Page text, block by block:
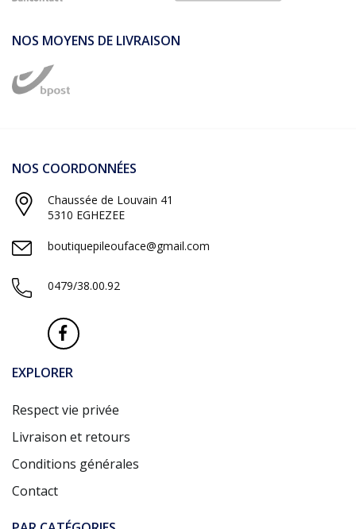
NOS MOYENS DE LIVRAISON
NOS COORDONNÉES
Chaussée de Louvain 41
5310 EGHEZEE
boutiquepileouface@gmail.com
0479/38.00.92
EXPLORER
Respect vie privée
Livraison et retours
Conditions générales
Contact